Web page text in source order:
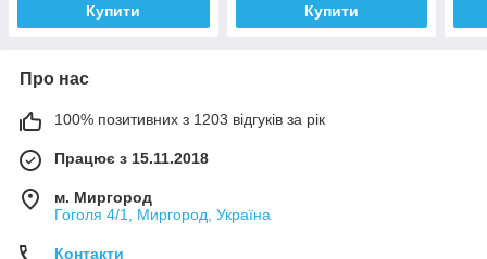
Купити Купити
Про нас
100% позитивних з 1203 відгуків за рік
Працює з 15.11.2018
м. Миргород
Гоголя 4/1, Миргород, Україна
Контакти